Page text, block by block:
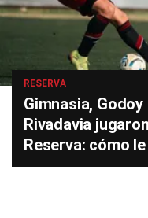
RESERVA
Gimnasia,
Rivadavia
Reserva: cómo